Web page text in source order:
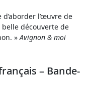
l’œuvre de
belle découverte de
»Avignon & moi
– Bande-